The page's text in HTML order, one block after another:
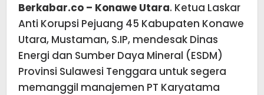
Berkabar.co – Konawe Utara. Ketua Laskar
Anti Korupsi Pejuang 45 Kabupaten Konawe
Utara, Mustaman, S.IP, mendesak Dinas
Energi dan Sumber Daya Mineral (ESDM)
Provinsi Sulawesi Tenggara untuk segera
memanggil manajemen PT Karyatama